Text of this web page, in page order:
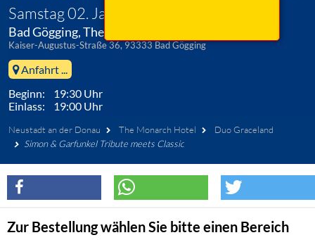
Samstag 02. Januar 2027
Bad Gögging, The Monarch Hotel
Kaiser-Augustus-Straße 36, 93333 Bad Gögging
Anfahrt ...
Beginn: 19:30 Uhr
Einlass: 19:00 Uhr
Neustadt an der Donau The Monarch Hotel
Duo Graceland
Simon & Garfunkel Tribute meets Classic
Zur Bestellung wählen Sie bitte einen Bereich